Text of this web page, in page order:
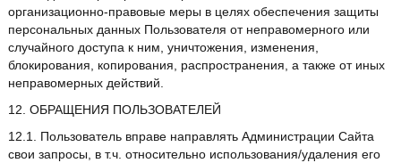
организационно-правовые меры в целях обеспечения защиты
персональных данных Пользователя от неправомерного или
случайного доступа к ним, уничтожения, изменения,
блокирования, копирования, распространения, а также от иных
неправомерных действий.
12. ОБРАЩЕНИЯ ПОЛЬЗОВАТЕЛЕЙ
12.1. Пользователь вправе направлять Администрации Сайта
свои запросы, в т.ч. относительно использования/удаления его